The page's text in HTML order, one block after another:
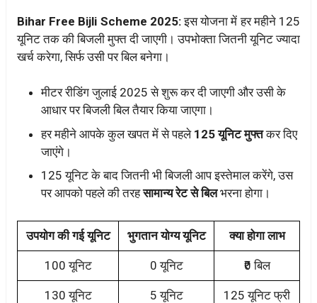
Bihar Free Bijli Scheme 2025:इस योजना में हर महीने 125
यूनिट तक की बिजली मुफ्त दी जाएगी। उपभोक्ता जितनी यूनिट ज्यादा
खर्च करेगा, सिर्फ उसी पर बिल बनेगा।
मीटर रीडिंग जुलाई 2025 से शुरू कर दी जाएगी और उसी के
आधार पर बिजली बिल तैयार किया जाएगा।
हर महीने आपके कुल खपत में से पहले 125 यूनिट मुफ्तकर दिए
जाएंगे।
125 यूनिट के बाद जितनी भी बिजली आप इस्तेमाल करेंगे, उस
पर आपको पहले की तरहसामान्य रेट से बिलभरना होगा।
उपयोग की गई यूनिट भुगतान योग्य यूनिट क्या होगा लाभ
100 यूनिट 0 यूनिट ₹0 बिल
130 यूनिट 5 यूनिट 125 यूनिट फ्री